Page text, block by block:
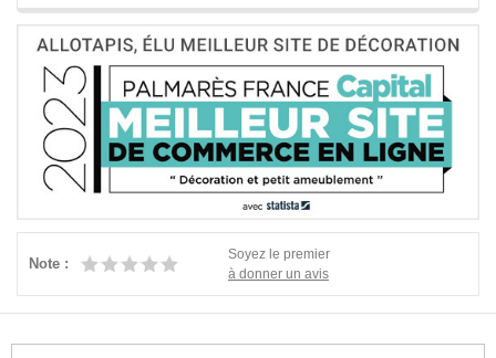
Note :
Soyez le premier
à donner un avis